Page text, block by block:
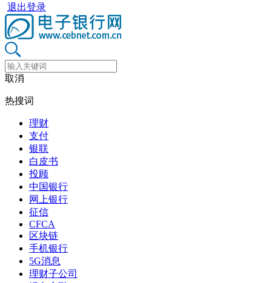
退出登录
取消
热搜词
理财
支付
银联
白皮书
投顾
中国银行
网上银行
征信
CFCA
区块链
手机银行
5G消息
理财子公司